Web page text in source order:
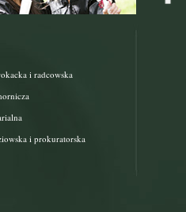
i radcowska
i prokuratorska